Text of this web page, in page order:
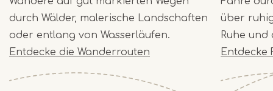
durch Wälder, malerische Landschaften
oder entlang von Wasserläufen.
Entdecke die Wanderrouten
über
Ruhe